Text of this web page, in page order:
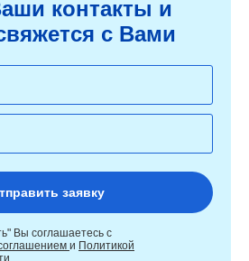
контакты и
с Вами
Вы соглашаетесь с
и Политикой